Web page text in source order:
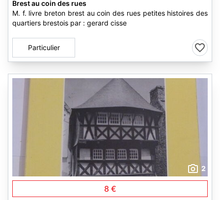
Brest au coin des rues
M. f. livre breton brest au coin des rues petites histoires des
quartiers brestois par : gerard cisse
Particulier
2
8 €